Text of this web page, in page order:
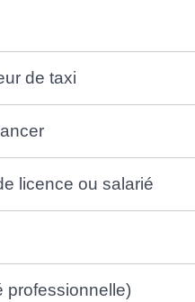
de taxi
licence ou salarié
professionnelle)